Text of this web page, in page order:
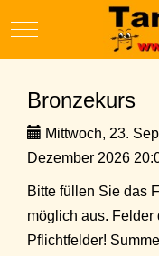
Mobile Menu Toggle
Bronzekurs
Mittwoch, 23.
Dezember 2026
Bitte füllen Sie das
möglich aus. Felder
Pflichtfelder!